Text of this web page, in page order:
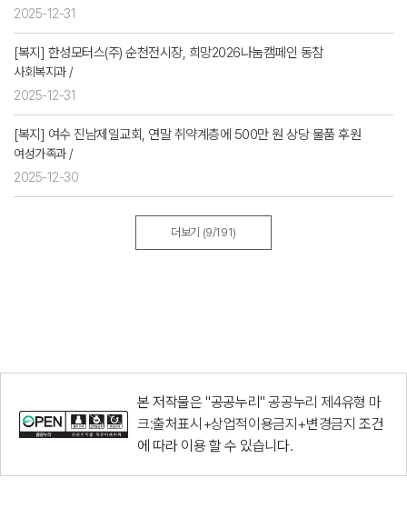
2025-12-31
[복지] 한성모터스(주) 순천전시장, 희망2026나눔캠페인 동참
사회복지과 /
2025-12-31
[복지] 여수 진남제일교회, 연말 취약계층에 500만 원 상당 물품 후원
여성가족과 /
2025-12-30
더보기 (9/191)
본 저작물은 "공공누리"공공누리 제4유형 마
크:출처표시+상업적이용금지+변경금지 조건
에 따라 이용 할 수 있습니다.